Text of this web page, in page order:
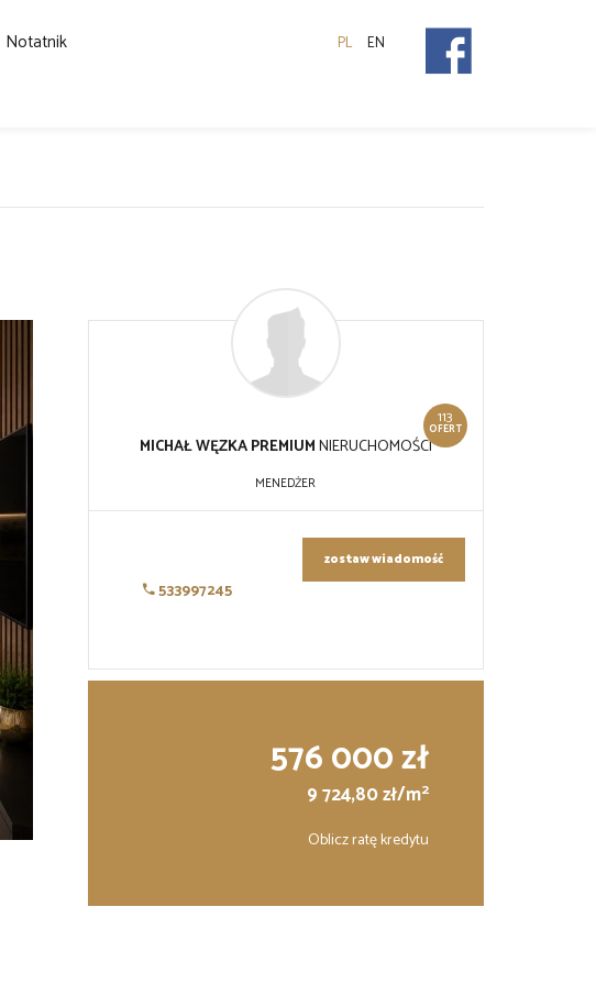
Notatnik PL EN
113
OFERT
MICHAŁ WĘZKA PREMIUMNIERUCHOMOŚCI
MENEDŻER
533997245
zostaw wiadomość
576 000 zł
9 724,80 zł/m2
Oblicz ratę kredytu